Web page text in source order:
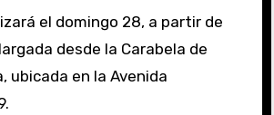
el domingo 28, a partir de
desde la Carabela de
ubicada en la Avenida